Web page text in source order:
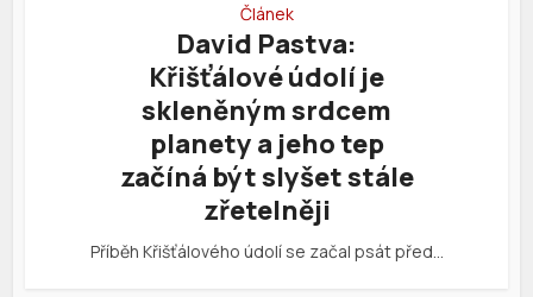
Článek
David Pastva:
Křišťálové údolí je
skleněným srdcem
planety a jeho tep
začíná být slyšet stále
zřetelněji
Příběh Křišťálového údolí se začal psát před…